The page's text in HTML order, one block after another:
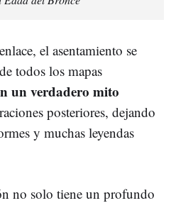
el asentamiento se
todos los mapas
un verdadero mito
posteriores, dejando
y muchas leyendas
no solo tiene un profundo